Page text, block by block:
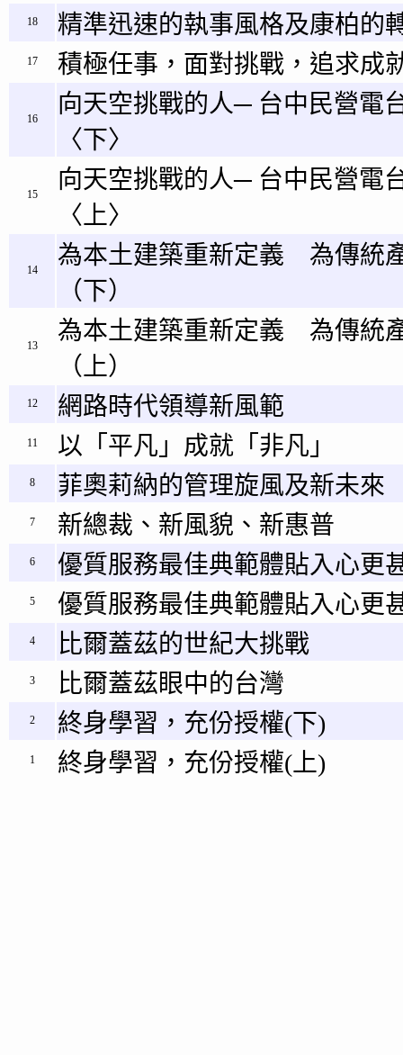
18 精準迅速的執事風格及康柏的
17 積極任事，面對挑戰，追求成
16
向天空挑戰的人─ 台中民營電
〈下〉
15
向天空挑戰的人─ 台中民營電
〈上〉
14
為本土建築重新定義 為傳統
（下）
13
為本土建築重新定義 為傳統
（上）
12 網路時代領導新風範
11 以「平凡」成就「非凡」
8 菲奧莉納的管理旋風及新未來
7 新總裁、新風貌、新惠普
6 優質服務最佳典範體貼入心更
5 優質服務最佳典範體貼入心更
4 比爾蓋茲的世紀大挑戰
3 比爾蓋茲眼中的台灣
2 終身學習，充份授權(下)
1 終身學習，充份授權(上)